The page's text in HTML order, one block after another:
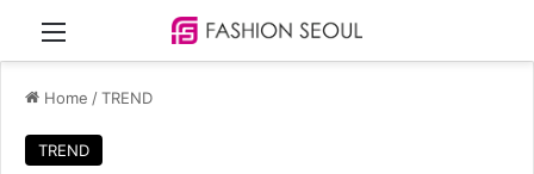
Home /TREND
TREND